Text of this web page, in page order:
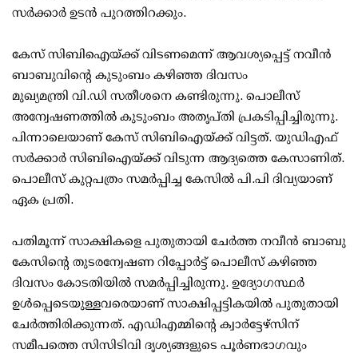
സര്‍ക്കാര്‍ ഉടന്‍ പുറത്തിറക്കും.
കേസ് സിബിഐയ്ക്ക് വിടണമെന്ന് ആവശ്യപ്പെട്ട് നവീന്‍
ബാബുവിന്റെ കുടുംബം കഴിഞ്ഞ ദിവസം
മുഖ്യമന്ത്രി വി.ഡി സതീശനെ കണ്ടിരുന്നു. പൊലീസ്
അന്വേഷണത്തില്‍ കുടുംബം അതൃപ്തി പ്രകടിപ്പിച്ചിരുന്നു.
പിന്നാലെയാണ് കേസ് സിബിഐയ്ക്ക് വിട്ടത്. യുഡിഎഫ്
സര്‍ക്കാര്‍ സിബിഐയ്ക്ക് വിടുന്ന ആദ്യത്തെ കേസാണിത്.
പൊലീസ് കുറ്റപത്രം സമര്‍പ്പിച്ച കേസില്‍ പി.പി ദിവ്യയാണ്
ഏക പ്രതി.
പതിമൂന്ന് സാക്ഷികളെ പുതുതായി ചേര്‍ത്ത നവീന്‍ ബാബു
കേസിന്റെ തുടരന്വേഷണ റിപ്പോര്‍ട്ട് പൊലീസ് കഴിഞ്ഞ
ദിവസം കോടതിയില്‍ സമര്‍പ്പിച്ചിരുന്നു. ഉദ്യോഗസ്ഥര്‍
ഉള്‍പ്പെടെയുള്ളവരെയാണ് സാക്ഷിപ്പട്ടികയില്‍ പുതുതായി
ചേര്‍ത്തിരിക്കുന്നത്. എഡിഎമ്മിന്റെ ക്വാര്‍ട്ടേഴ്സിന്
സമീപത്തെ സിസിടിവി ദൃശ്യങ്ങളുടെ പൂര്‍ണഭാഗവും